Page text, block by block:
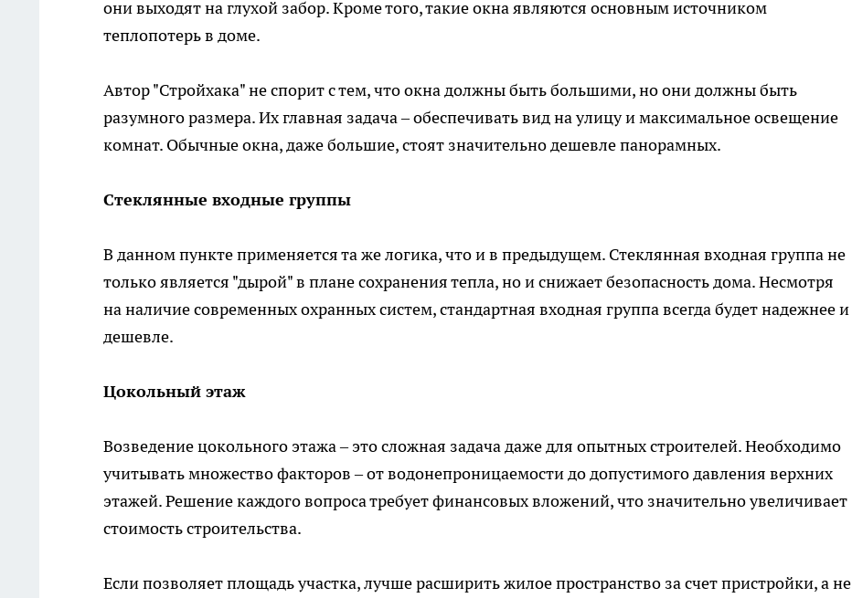
они выходят на глухой забор. Кроме того, такие окна являются основным источником
теплопотерь в доме.
Автор "Стройхака" не спорит с тем, что окна должны быть большими, но они должны быть
разумного размера. Их главная задача – обеспечивать вид на улицу и максимальное освещение
комнат. Обычные окна, даже большие, стоят значительно дешевле панорамных.
Стеклянные входные группы
В данном пункте применяется та же логика, что и в предыдущем. Стеклянная входная группа не
только является "дырой" в плане сохранения тепла, но и снижает безопасность дома. Несмотря
на наличие современных охранных систем, стандартная входная группа всегда будет надежнее и
дешевле.
Цокольный этаж
Возведение цокольного этажа – это сложная задача даже для опытных строителей. Необходимо
учитывать множество факторов – от водонепроницаемости до допустимого давления верхних
этажей. Решение каждого вопроса требует финансовых вложений, что значительно увеличивает
стоимость строительства.
Если позволяет площадь участка, лучше расширить жилое пространство за счет пристройки, а не